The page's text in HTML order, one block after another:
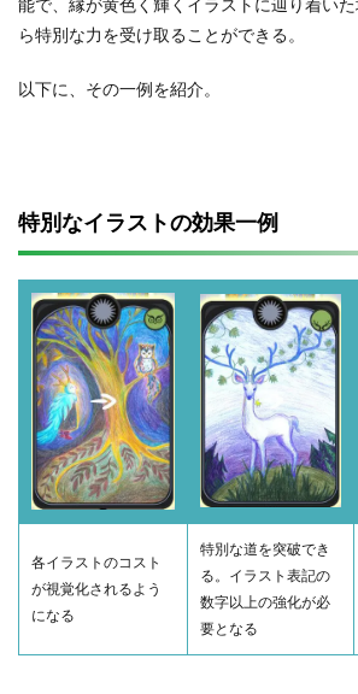
ら特別な力を受け取ることができる。
以下に、その一例を紹介。
特別なイラストの効果一例
各イラストのコスト
が視覚化されるよう
になる
特別な道を突破でき
る。イラスト表記の
数字以上の強化が必
要となる